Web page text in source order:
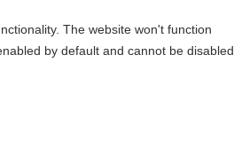
doorgestuurd
The website won't function
by default and cannot be disabled.